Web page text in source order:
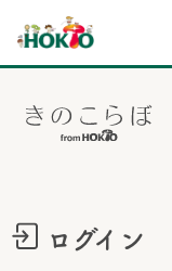
ログイン